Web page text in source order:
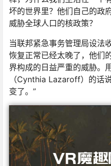
坏的世界里？他们自己的政
威胁全球人口的核政策？
当联邦紧急事务管理局设法
恢复正常已经太晚了，他们
界构成的日益严重的威胁。
（Cynthia Lazaroff）的话
变了。”